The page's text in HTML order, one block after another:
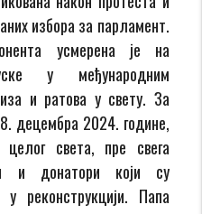
избора за парламент.
усмерена је на
у међународним
и ратова у свету. За
децембра 2024. године,
света, пре свега
и донатори који су
у реконструкцији. Папа